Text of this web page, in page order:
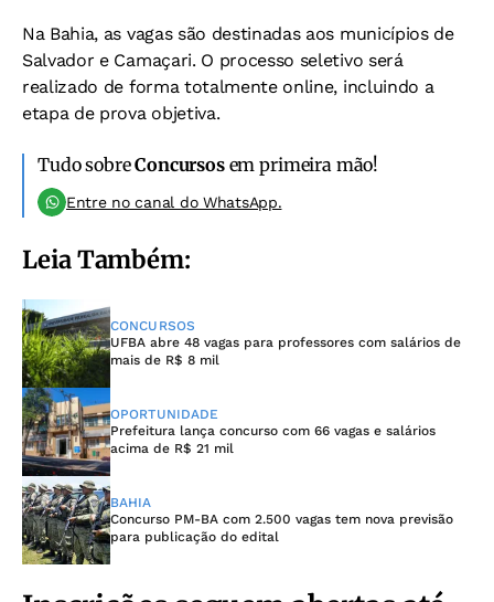
Na Bahia, as vagas são destinadas aos municípios de
Salvador e Camaçari. O processo seletivo será
realizado de forma totalmente online, incluindo a
etapa de prova objetiva.
Tudo sobreConcursosem primeira mão!
Entre no canal do WhatsApp.
Leia Também:
CONCURSOS
UFBA abre 48 vagas para professores com salários de
mais de R$ 8 mil
OPORTUNIDADE
Prefeitura lança concurso com 66 vagas e salários
acima de R$ 21 mil
BAHIA
Concurso PM-BA com 2.500 vagas tem nova previsão
para publicação do edital